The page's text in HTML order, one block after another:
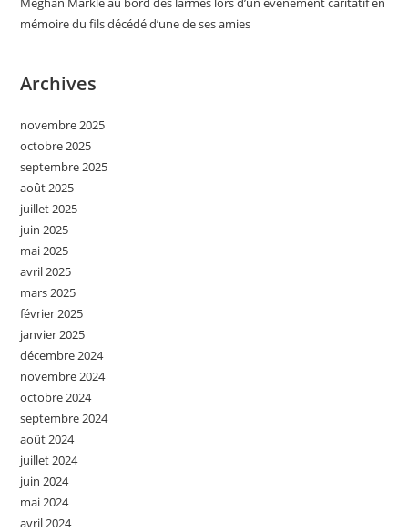
mémoire du fils décédé d’une de ses amies
Archives
novembre 2025
octobre 2025
septembre 2025
août 2025
juillet 2025
juin 2025
mai 2025
avril 2025
mars 2025
février 2025
janvier 2025
décembre 2024
novembre 2024
octobre 2024
septembre 2024
août 2024
juillet 2024
juin 2024
mai 2024
avril 2024